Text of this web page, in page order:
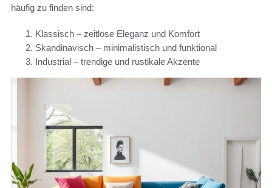
häufig zu finden sind:
Klassisch – zeitlose Eleganz und Komfort
Skandinavisch – minimalistisch und funktional
Industrial – trendige und rustikale Akzente